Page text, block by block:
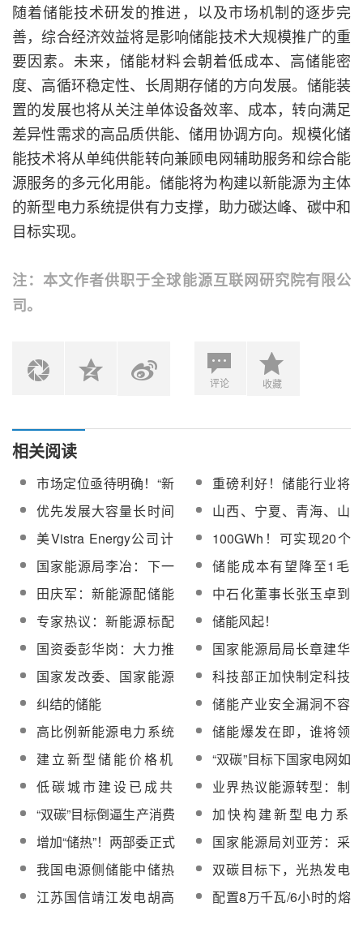
随着储能技术研发的推进，以及市场机制的逐步完
善，综合经济效益将是影响储能技术大规模推广的重
要因素。未来，储能材料会朝着低成本、高储能密
度、高循环稳定性、长周期存储的方向发展。储能装
置的发展也将从关注单体设备效率、成本，转向满足
差异性需求的高品质供能、储用协调方向。规模化储
能技术将从单纯供能转向兼顾电网辅助服务和综合能
源服务的多元化用能。储能将为构建以新能源为主体
的新型电力系统提供有力支撑，助力碳达峰、碳中和
目标实现。
注：本文作者供职于全球能源互联网研究院有限公
司。
评论 收藏
相关阅读
市场定位亟待明确！“新
能源+储能”如何破局？
重磅利好！储能行业将
出扶持政策
优先发展大容量长时间
低成本的调峰储能技
术！山东省发布《关于
开展储能示范应用的实
施意见》
山西、宁夏、青海、山
东……2021年起这些省
份要求光伏电站强配储
能！
美Vistra Energy公司计
划关闭燃煤发电厂并呼
吁尽快通过太阳能+储能
转型法案
100GWh！可实现20个
光热电站共享！MIT提
出超大规模长时储能设
想
国家能源局李冶：下一
步要从这四方面促进储
能产业发展
储能成本有望降至1毛
钱！揭秘“十四五”储能技
术重点专项规划要点
田庆军：新能源配储能
不能一刀切，要因地制
宜
中石化董事长张玉卓到
东营调研，听取光热+储
能技术等多源合储开发
模式
专家热议：新能源标配
储能或成趋势，既要“有
效”也要“有利”
储能风起！
国资委彭华岗：大力推
进智能电网、储能、氢
能等技术的研发应用
国家能源局局长章建华
到晋江储能电站调研
国家发改委、国家能源
局联合引发《关于加快
推动新型储能发展的指
导意见（征求意见
稿）》
科技部正加快制定科技
支撑碳达峰碳中和行动
方案
纠结的储能
储能产业安全漏洞不容
忽视
高比例新能源电力系统
中储能应用关键问题与
展望
储能爆发在即，谁将领
跑新赛道？
建立新型储能价格机
制！《“十四五”时期深化
价格机制改革行动方
案》全文
“双碳”目标下国家电网如
何“调”绿电？
低碳城市建设已成共
识，苏州正抓紧制定双
碳目标实施方案
业界热议能源转型：制
定系统性实施方案，助
力实现“双碳”目标
“双碳”目标倒逼生产消费
升级
加快构建新型电力系
统，助力实现“双碳”目标
增加“储热”！两部委正式
印发《关于加快推动新
型储能发展的指导意
见》
国家能源局刘亚芳：采
用政策倾斜方式激励落
实新型储能的新能源发
电项目
我国电源侧储能中储热
技术的发展现状及前景
双碳目标下，光热发电
技术正不断“出圈”
江苏国信靖江发电胡高
配置8万千瓦/6小时的熔